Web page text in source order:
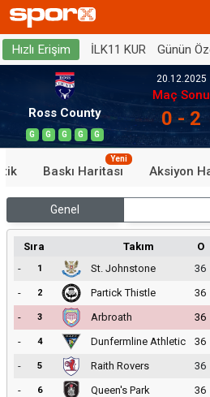
Hızlı Erişim İLK11 KUR Günün
Ross County
G G G G G
20.12.2025
Maç Sonu
0 - 2
Baskı Haritası
Yeni
Aksiyon
Genel
Sıra Takım O
-
1 St. Johnstone 36
-
2 Partick Thistle 36
-
3 Arbroath 36
-
4 Dunfermline Athletic 36
-
5 Raith Rovers 36
-
6 Queen's Park 36